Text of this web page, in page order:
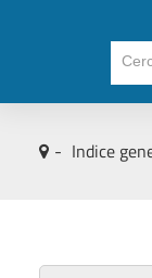
Indice